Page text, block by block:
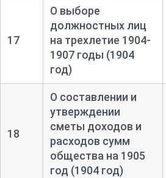
17
О выборе
должностных лиц
на трехлетие 1904-
1907 годы (1904
год)
18
О составлении и
утверждении
сметы доходов и
расходов сумм
общества на 1905
год (1904 год)